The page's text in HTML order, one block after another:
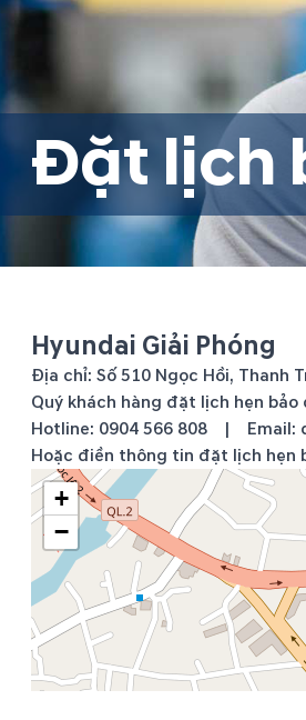
Đặt lịch
Hyundai Giải Phóng
Địa chỉ: Số 510 Ngọc Hồi, Thanh
Quý khách hàng đặt lịch hẹn
Hotline: 0904 566 808 | Email:
Hoặc điền thông tin đặt lịch hẹn
+
−